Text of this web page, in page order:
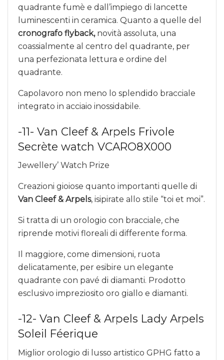
quadrante fumè e dall’impiego di lancette
luminescenti in ceramica. Quanto a quelle del
cronografo flyback,novità assoluta, una
coassialmente al centro del quadrante, per
una perfezionata lettura e ordine del
quadrante.
Capolavoro non meno lo splendido bracciale
integrato in acciaio inossidabile.
-11- Van Cleef & Arpels Frivole
Secrète watch VCARO8X000
Jewellery’ Watch Prize
Creazioni gioiose quanto importanti quelle di
Van Cleef & Arpels, isipirate allo stile “toi et moi”.
Si tratta di un orologio con bracciale, che
riprende motivi floreali di differente forma.
Il maggiore, come dimensioni, ruota
delicatamente, per esibire un elegante
quadrante con pavé di diamanti. Prodotto
esclusivo impreziosito oro giallo e diamanti.
-12- Van Cleef & Arpels Lady Arpels
Soleil Féerique
Miglior orologio di lusso artistico GPHG fatto a